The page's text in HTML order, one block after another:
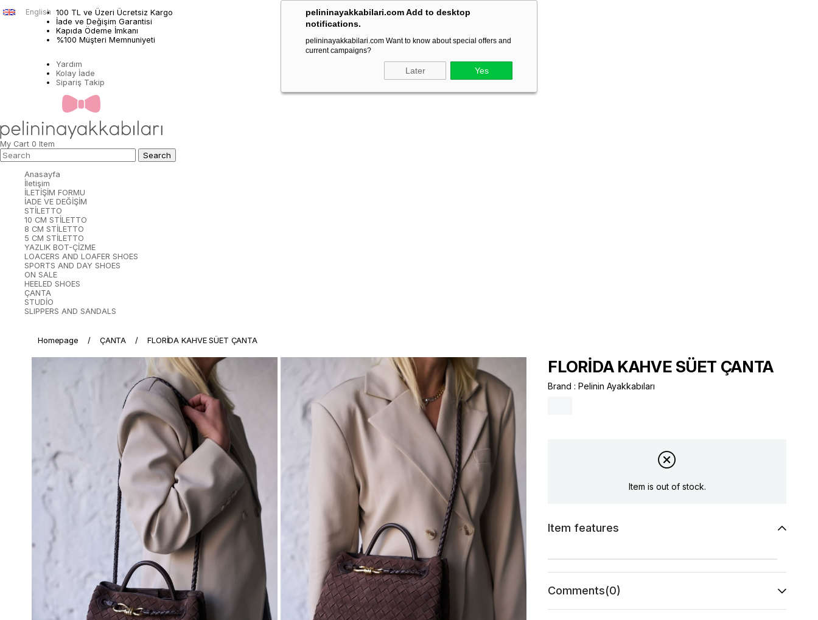
pelininayakkabilari.com Add to desktop
notifications.
pelininayakkabilari.com Want to know about special offers and
current campaigns?
Later Yes
100 TL ve Üzeri Ücretsiz Kargo
İade ve Değişim Garantisi
Kapıda Ödeme İmkanı
%100 Müşteri Memnuniyeti
Yardım
Kolay İade
Sipariş Takip
English
My Cart 0 Item
Anasayfa
İletişim
İLETİŞİM FORMU
İADE VE DEĞİŞİM
STİLETTO
10 CM STİLETTO
8 CM STİLETTO
5 CM STİLETTO
YAZLIK BOT-ÇİZME
LOACERS AND LOAFER SHOES
SPORTS AND DAY SHOES
ON SALE
HEELED SHOES
ÇANTA
STUDİO
SLIPPERS AND SANDALS
Homepage ÇANTA FLORİDA KAHVE SÜET ÇANTA
FLORİDA KAHVE SÜET ÇANTA
Brand : Pelinin Ayakkabıları
Item is out of stock.
Item features
Comments(0)